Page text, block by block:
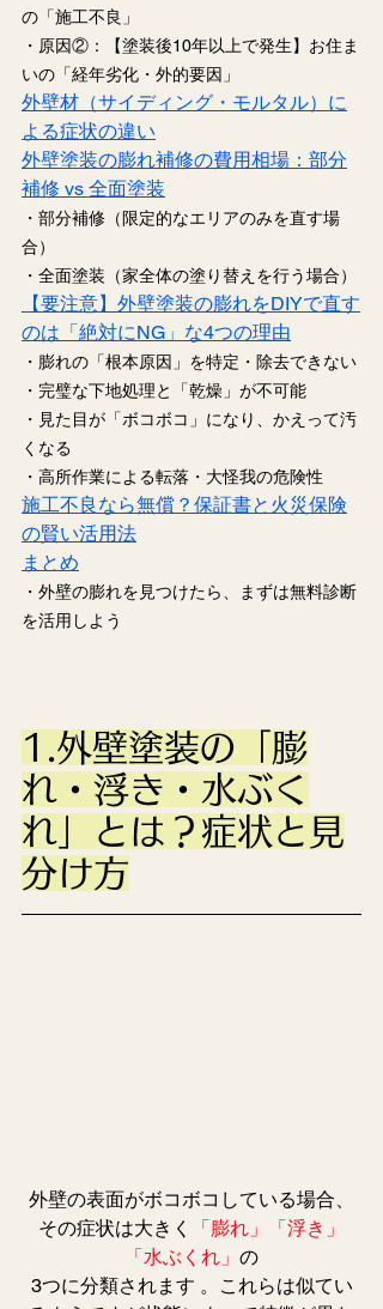
の「施工不良」
・原因②：【塗装後10年以上で発生】お住ま
いの「経年劣化・外的要因」
外壁材（サイディング・モルタル）に
よる症状の違い
外壁塗装の膨れ補修の費用相場：部分
補修 vs 全面塗装
・部分補修（限定的なエリアのみを直す場
合）
・全面塗装（家全体の塗り替えを行う場合）
【要注意】外壁塗装の膨れをDIYで直す
のは「絶対にNG」な4つの理由
・膨れの「根本原因」を特定・除去できない
・完璧な下地処理と「乾燥」が不可能
・見た目が「ボコボコ」になり、かえって汚
くなる
・高所作業による転落・大怪我の危険性
施工不良なら無償？保証書と火災保険
の賢い活用法
まとめ
・外壁の膨れを見つけたら、まずは無料診断
を活用しよう
1.外壁塗装の「膨
れ・浮き・水ぶく
れ」とは？症状と見
分け方
外壁の表面がボコボコしている場合、
その症状は大きく
「膨れ」「浮き」
「水ぶくれ」 の
3つに分類されます 。これらは似てい